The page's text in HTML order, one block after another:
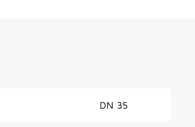
DN 35